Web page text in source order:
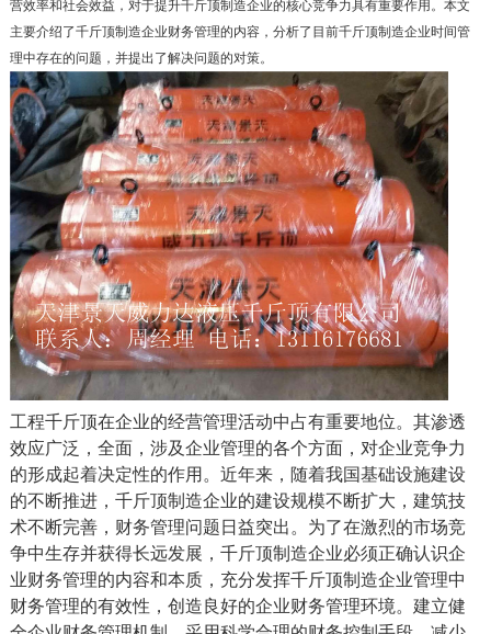
营效率和社会效益，对于提升千斤顶制造企业的核心竞争力具有重要作用。本文
主要介绍了千斤顶制造企业财务管理的内容，分析了目前千斤顶制造企业时间管
理中存在的问题，并提出了解决问题的对策。
工程千斤顶在企业的经营管理活动中占有重要地位。其渗透
效应广泛，全面，涉及企业管理的各个方面，对企业竞争力
的形成起着决定性的作用。近年来，随着我国基础设施建设
的不断推进，千斤顶制造企业的建设规模不断扩大，建筑技
术不断完善，财务管理问题日益突出。为了在激烈的市场竞
争中生存并获得长远发展，千斤顶制造企业必须正确认识企
业财务管理的内容和本质，充分发挥千斤顶制造企业管理中
财务管理的有效性，创造良好的企业财务管理环境。建立健